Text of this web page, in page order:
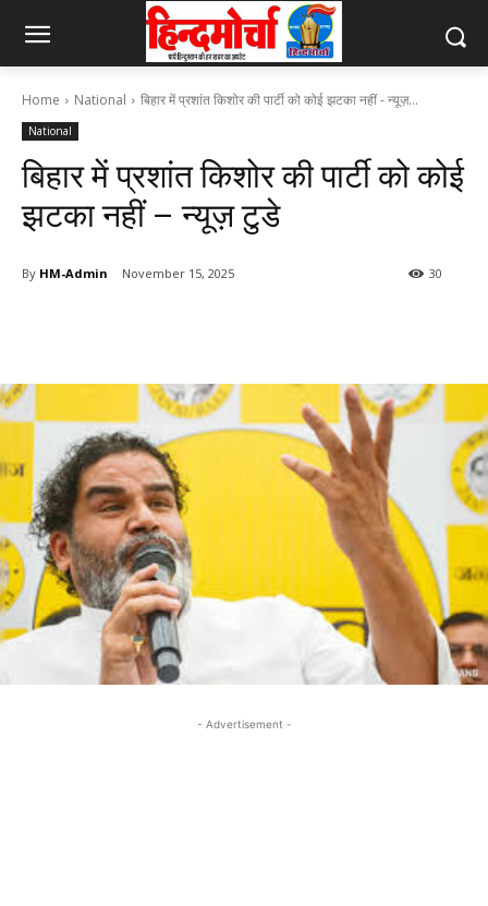
Home National बिहार में प्रशांत किशोर की पार्टी को कोई झटका नहीं - न्यूज़...
National
बिहार में प्रशांत किशोर की पार्टी को कोई
झटका नहीं – न्यूज़ टुडे
By HM-Admin November 15, 2025 30
- Advertisement -